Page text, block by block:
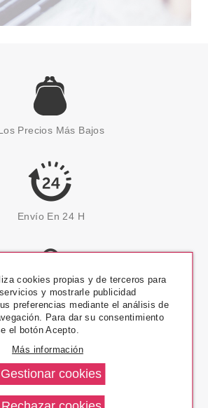
Precios Más Bajos
Envío En 24 H
Pago Seguro
14 Días Devolución
cookies propias y de terceros para
y mostrarle publicidad
preferencias mediante el análisis de
Para dar su consentimiento
el botón Acepto.
Más información